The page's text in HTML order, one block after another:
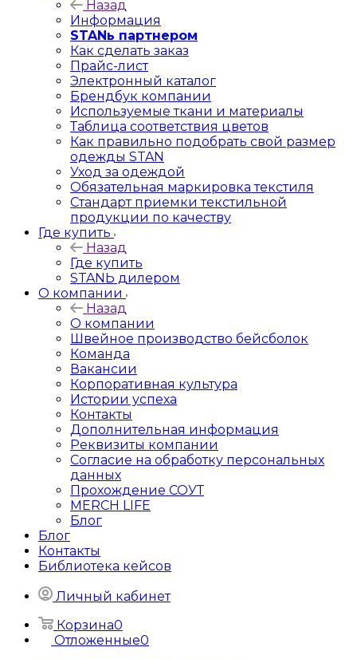
Назад
Информация
STANь партнером
Как сделать заказ
Прайс-лист
Электронный каталог
Брендбук компании
Используемые ткани и материалы
Таблица соответствия цветов
Как правильно подобрать свой размер
одежды STAN
Уход за одеждой
Обязательная маркировка текстиля
Стандарт приемки текстильной
продукции по качеству
Где купить
Назад
Где купить
STANЬ дилером
О компании
Назад
О компании
Швейное производство бейсболок
Команда
Вакансии
Корпоративная культура
Истории успеха
Контакты
Дополнительная информация
Реквизиты компании
Согласие на обработку персональных
данных
Прохождение СОУТ
MERCH LIFE
Блог
Блог
Контакты
Библиотека кейсов
Личный кабинет
Корзина0
Отложенные0